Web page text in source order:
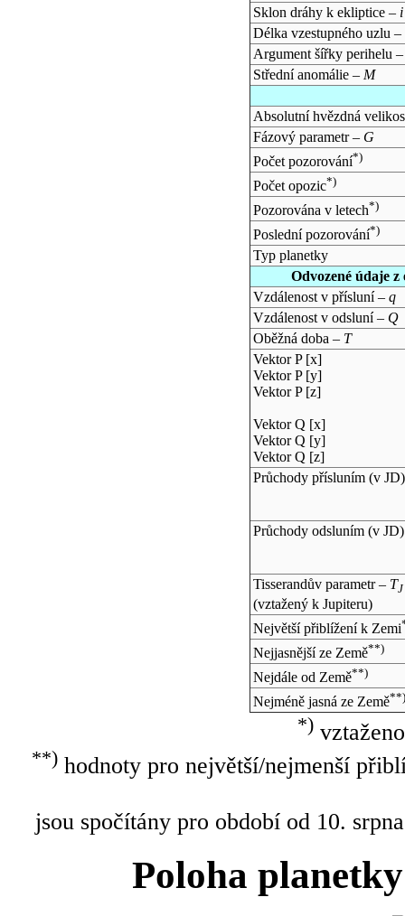
Sklon dráhy k ekliptice – i
Délka vzestupného uzlu –
Argument šířky perihelu
Střední anomálie – M
Absolutní hvězdná
Fázový parametr – G
Počet pozorování*)
Počet opozic*)
Pozorována v letech*)
Poslední pozorování*)
Typ planetky
Odvozené údaje
Vzdálenost v přísluní – q
Vzdálenost v odsluní – Q
Oběžná doba – T
Vektor P [x]
Vektor P [y]
Vektor P [z]
Vektor Q [x]
Vektor Q [y]
Vektor Q [z]
Průchody přísluním (v JD)
Průchody odsluním (v JD)
Tisserandův parametr – TJ
(vztažený k Jupiteru)
Největší přiblížení k Zemi
Nejjasnější ze Země**)
Nejdále od Země**)
Nejméně jasná ze Země**)
*)
**)hodnoty pro největší/nejmenší
jsou spočítány pro období od 10.
Poloha